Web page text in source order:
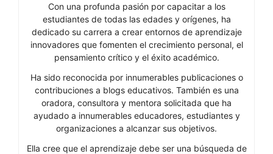
Con una profunda pasión por capacitar a los
estudiantes de todas las edades y orígenes, ha
dedicado su carrera a crear entornos de aprendizaje
innovadores que fomenten el crecimiento personal, el
pensamiento crítico y el éxito académico.
Ha sido reconocida por innumerables publicaciones o
contribuciones a blogs educativos. También es una
oradora, consultora y mentora solicitada que ha
ayudado a innumerables educadores, estudiantes y
organizaciones a alcanzar sus objetivos.
Ella cree que el aprendizaje debe ser una búsqueda de